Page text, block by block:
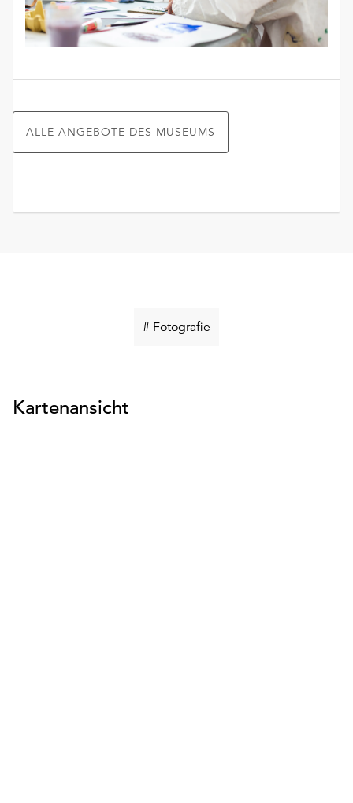
ALLE ANGEBOTE DES MUSEUMS
# Fotografie
Kartenansicht